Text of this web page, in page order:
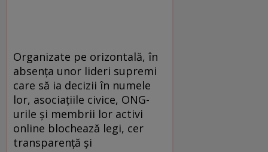
Organizate pe orizontală, în
absenţa unor lideri supremi
care să ia decizii în numele
lor, asociaţiile civice, ONG-
urile și membrii lor activi
online blochează legi, cer
transparenţă şi